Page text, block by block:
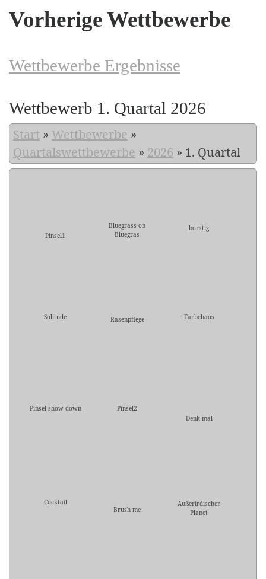
Vorherige Wettbewerbe
Wettbewerbe Ergebnisse
Wettbewerb 1. Quartal 2026
Start » Wettbewerbe »
Quartalswettbewerbe » 2026 » 1. Quartal
Pinsel1
Bluegrass on
Bluegras
borstig
Solitude Rasenpflege Farbchaos
Pinsel show down
Pinsel2
Denk mal
Cocktail
Brush me
Außerirdischer
Planet